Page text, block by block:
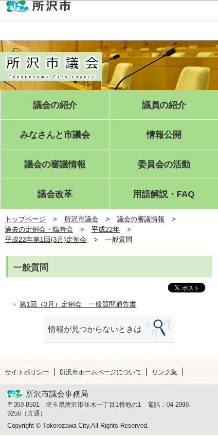
このページの本文へ移動
議会の紹介 議員の紹介
みなさんと市議会 情報公開
議会の審議情報 委員会の活動
議会改革 用語解説・FAQ
トップページ 所沢市議会
議会の審議情報
過去の定例会・臨時会
平成22年
平成22年第1回(3月)定例会
一般質問
一般質問
第1回（3月）定例会 一般質問通告書
情報が見つからないときは
サイトポリシー 所沢市ホームページについて リンク集
所沢市議会事務局
〒359-8501 埼玉県所沢市並木一丁目1番地の1 電話：04-2998-
9256（直通）
Copyright © Tokorozawa City,All Rights Reserved.